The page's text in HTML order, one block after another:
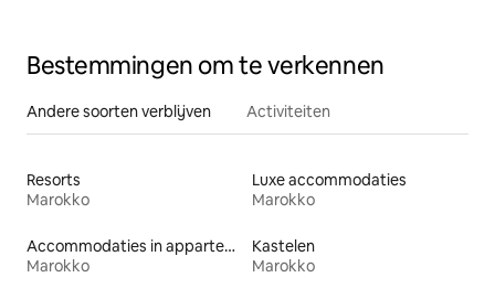
Bestemmingen om te verkennen
Andere soorten verblijven Activiteiten
Resorts
Marokko
Luxe accommodaties
Marokko
Accommodaties in appartementen met diensten
Marokko
Kastelen
Marokko